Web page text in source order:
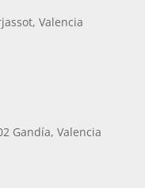
Valencia
Gandía, Valencia